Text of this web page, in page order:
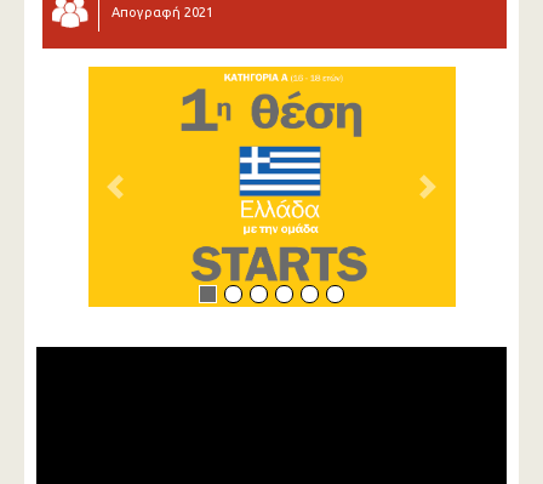
Απογραφή 2021
Previous Next